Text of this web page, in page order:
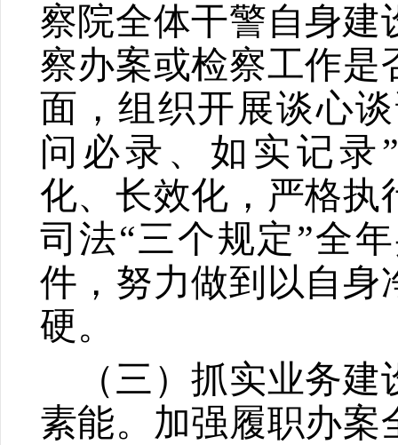
察院全体干警自身建
察办案或检察工作是
面，组织开展谈心
问必录、如实记录”
化、长效化，严格执
司法“三个规定”全
件，努力做到以自身
硬。
（三）抓实业务
素能。 加强履职办案